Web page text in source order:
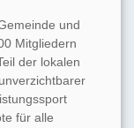
und
Mitgliedern
der lokalen
für alle